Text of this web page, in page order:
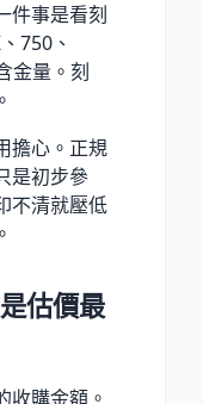
件事是看刻
750、
金量。刻
擔心。正規
是初步參
不清就壓低
估價最
收購金額。